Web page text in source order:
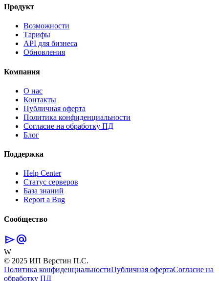
Продукт
Возможности
Тарифы
API для бизнеса
Обновления
Компания
О нас
Контакты
Публичная оферта
Политика конфиденциальности
Согласие на обработку ПД
Блог
Поддержка
Help Center
Статус серверов
База знаний
Report a Bug
Сообщество
sendalternate_email
W
© 2025 ИП Верстин П.С.
Политика конфиденциальностиПубличная офертаСогласие на
обработку ПД